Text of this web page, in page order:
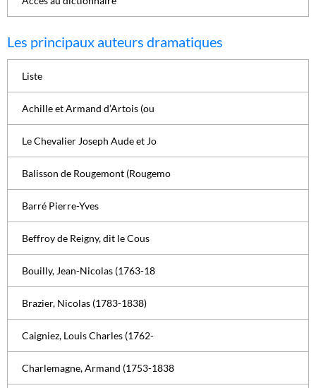
Les principaux auteurs dramatiques
Liste
Achille et Armand d’Artois (ou
Le Chevalier Joseph Aude et Jo
Balisson de Rougemont (Rougemo
Barré Pierre-Yves
Beffroy de Reigny, dit le Cous
Bouilly, Jean-Nicolas (1763-18
Brazier, Nicolas (1783-1838)
Caigniez, Louis Charles (1762-
Charlemagne, Armand (1753-1838